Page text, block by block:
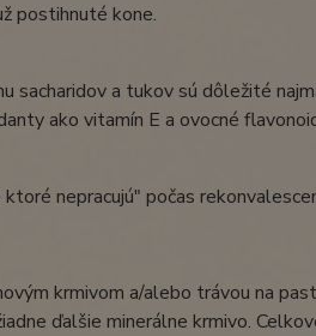
postihnuté kone.
sacharidov a tukov sú dôležité
ako vitamín E a ovocné
nepracujú" počas
krmivom a/alebo trávou na
ďalšie minerálne krmivo.